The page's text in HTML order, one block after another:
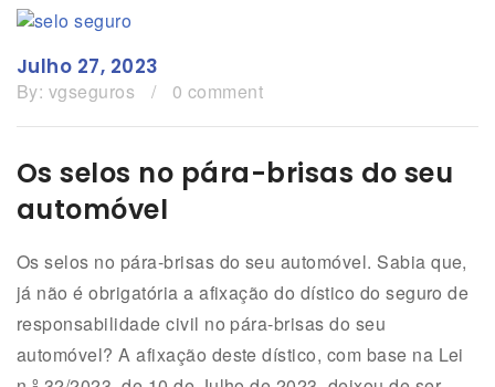
Julho 27, 2023
By: vgseguros / 0 comment
Os selos no pára-brisas do seu
automóvel
Os selos no pára-brisas do seu automóvel. Sabia que,
já não é obrigatória a afixação do dístico do seguro de
responsabilidade civil no pára-brisas do seu
automóvel? A afixação deste dístico, com base na Lei